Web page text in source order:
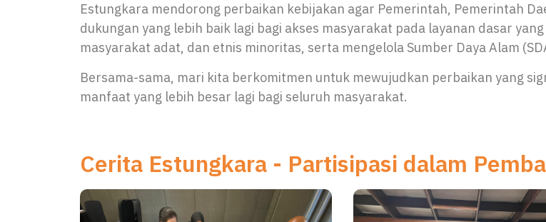
Estungkara mendorong perbaikan kebijakan agar Pemerintah, Pemerintah
dukungan yang lebih baik lagi bagi akses masyarakat pada layanan dasar
masyarakat adat, dan etnis minoritas, serta mengelola Sumber Daya Alam
Bersama-sama, mari kita berkomitmen untuk mewujudkan perbaikan yang
manfaat yang lebih besar lagi bagi seluruh masyarakat.
Cerita Estungkara - Partisipasi dalam